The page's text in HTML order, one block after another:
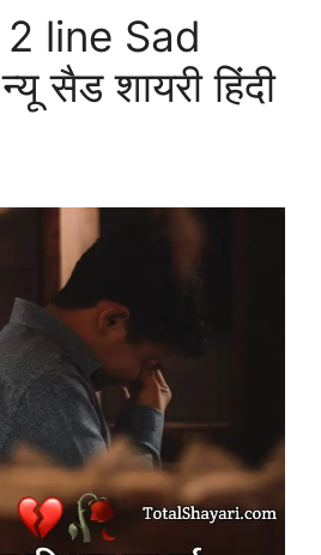
line Sad
सैड शायरी हिंदी